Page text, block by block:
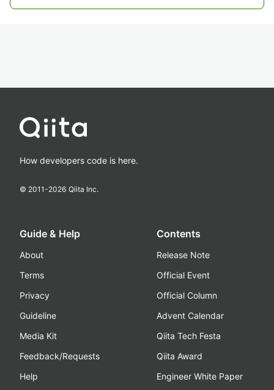
How developers code is here.
© 2011-2026 Qiita Inc.
Guide & Help
About
Terms
Privacy
Guideline
Media Kit
Feedback/Requests
Help
Contents
Release Note
Official Event
Official Column
Advent Calendar
Qiita Tech Festa
Qiita Award
Engineer White Paper